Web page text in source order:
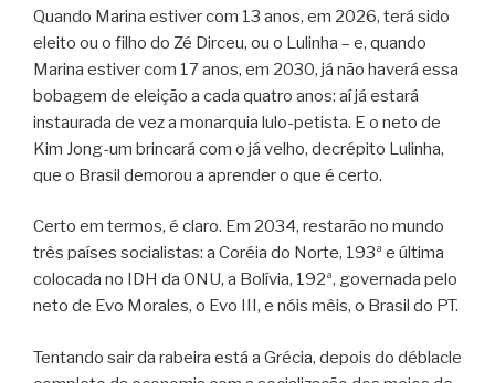
Quando Marina estiver com 13 anos, em 2026, terá sido
eleito ou o filho do Zé Dirceu, ou o Lulinha – e, quando
Marina estiver com 17 anos, em 2030, já não haverá essa
bobagem de eleição a cada quatro anos: aí já estará
instaurada de vez a monarquia lulo-petista. E o neto de
Kim Jong-um brincará com o já velho, decrépito Lulinha,
que o Brasil demorou a aprender o que é certo.
Certo em termos, é claro. Em 2034, restarão no mundo
três países socialistas: a Coréia do Norte, 193ª e última
colocada no IDH da ONU, a Bolívia, 192ª, governada pelo
neto de Evo Morales, o Evo III, e nóis mêis, o Brasil do PT.
Tentando sair da rabeira está a Grécia, depois do déblacle